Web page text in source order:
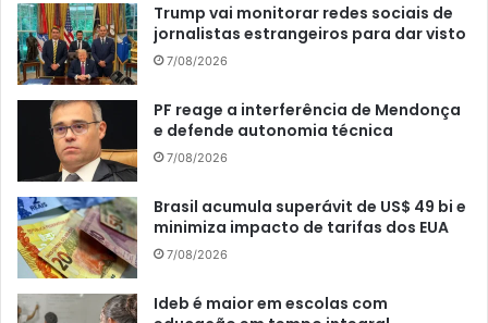
Trump vai monitorar redes sociais de
jornalistas estrangeiros para dar visto
7/08/2026
PF reage a interferência de Mendonça
e defende autonomia técnica
7/08/2026
Brasil acumula superávit de US$ 49 bi e
minimiza impacto de tarifas dos EUA
7/08/2026
Ideb é maior em escolas com